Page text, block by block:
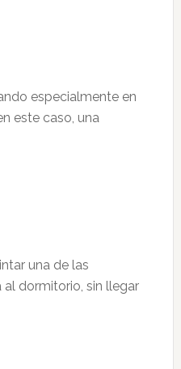
especialmente en
este caso, una
una de las
al dormitorio, sin llegar